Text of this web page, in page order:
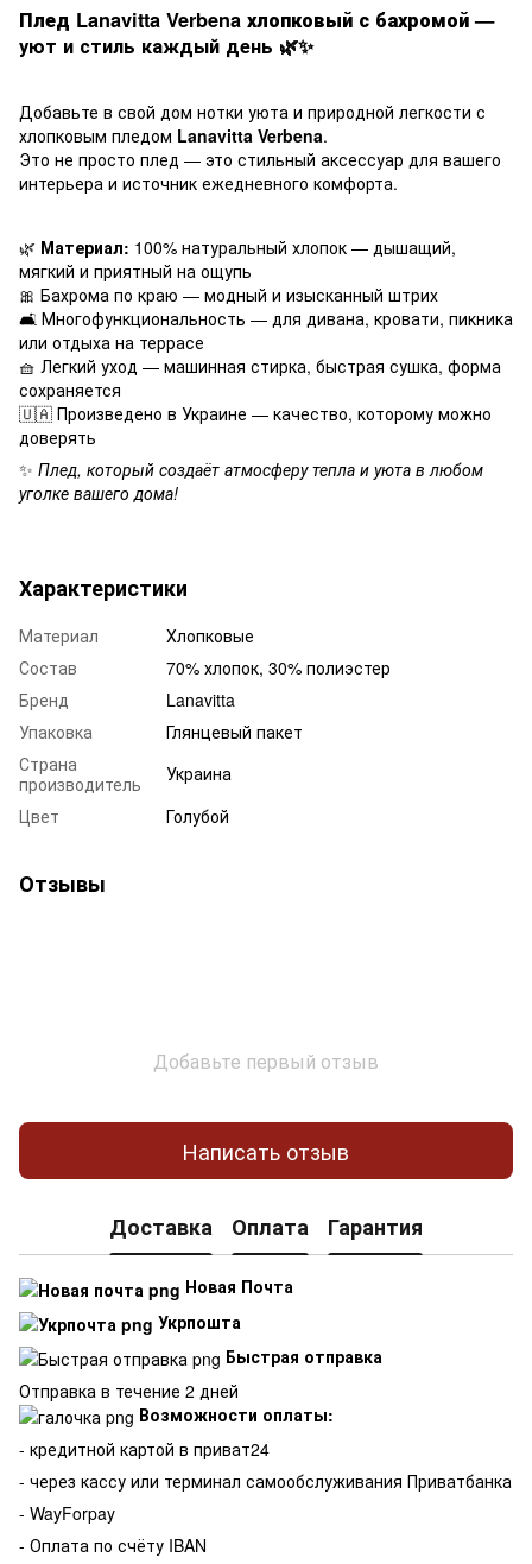
Плед Lanavitta Verbena хлопковый с бахромой—
уют и стиль каждый день 🌿✨
Добавьте в свой дом нотки уюта и природной легкости с
хлопковым пледом Lanavitta Verbena.
Это не просто плед — это стильный аксессуар для вашего
интерьера и источник ежедневного комфорта.
🌿 Материал: 100% натуральный хлопок — дышащий,
мягкий и приятный на ощупь
🎀 Бахрома по краю — модный и изысканный штрих
🛋️ Многофункциональность — для дивана, кровати, пикника
или отдыха на террасе
🧺 Легкий уход — машинная стирка, быстрая сушка, форма
сохраняется
🇺🇦 Произведено в Украине — качество, которому можно
доверять
✨ Плед, который создаёт атмосферу тепла и уюта в любом
уголке вашего дома!
Характеристики
Материал
Хлопковые
Состав
70% хлопок, 30% полиэстер
Бренд
Lanavitta
Упаковка
Глянцевый пакет
Страна
производитель
Украина
Цвет
Голубой
Отзывы
Добавьте первый отзыв
Написать отзыв
Доставка Оплата Гарантия
Новая Почта
Укрпошта
Быстрая отправка
Отправка в течение 2 дней
Возможности оплаты:
- кредитной картой в приват24
- через кассу или терминал самообслуживания Приватбанка
- WayForpay
- Оплата по счёту IBAN